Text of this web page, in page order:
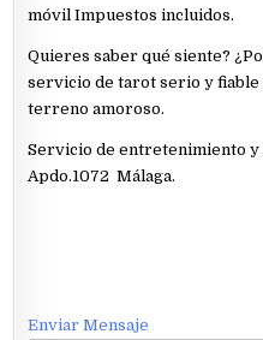
móvil Impuestos incluidos.
Quieres saber qué siente?
servicio de tarot serio y
terreno amoroso.
Servicio de entretenimiento y
Apdo.1072 Málaga.
Enviar Mensaje